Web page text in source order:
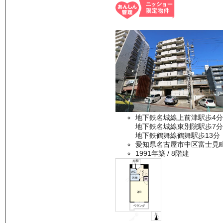
地下鉄名城線上前津駅歩4分
地下鉄名城線東別院駅歩7分
地下鉄鶴舞線鶴舞駅歩13分
愛知県名古屋市中区富士見
1991年築 / 8階建